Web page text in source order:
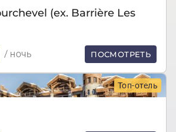
(ex. Barrière Les
/ ночь ПОСМОТРЕТЬ
Топ-отель